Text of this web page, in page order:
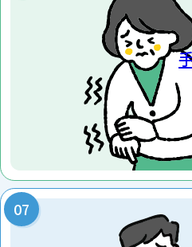
帯状疱疹ワクチン・肺炎
内覧会開催の御礼
新規開院のお知らせ